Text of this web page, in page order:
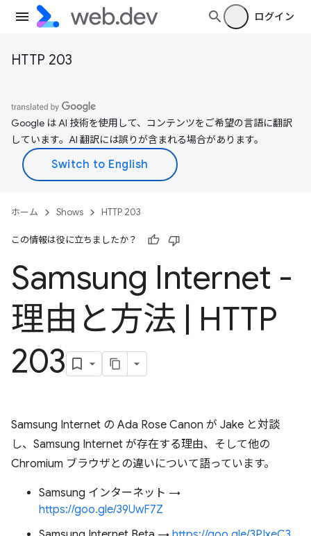
ログイン
HTTP 203
Google は AI 技術を使用して、コンテンツをご希望の言語に翻訳
しています。AI 翻訳には誤りが含まれる場合があります。
ホーム Shows HTTP 203
この情報は役に立ちましたか？
Samsung Internet -
理由と方法
HTTP
203
Samsung Internet の Ada Rose Canon が Jake と対談
し、Samsung Internet が存在する理由、そして他の
Chromium ブラウザとの違いについて語っています。
Samsung インターネット →
https://goo.gle/39UwF7Z